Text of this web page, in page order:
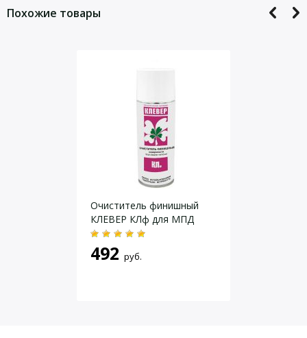
Комплект из 3х баллонов (очиститель, грунт, черная
суспензия) КЛЕВЕР-СЕВЕР
— очиститель Клевер КЛф Север (1 шт)
— грунт белый Клевер КБф Север (1шт)
— магнитный индикатор Клевер-1 Север (1шт)
обработку персональных данных
Похожие товары
Очиститель финишный
КЛЕВЕР КЛф для МПД
492 руб.